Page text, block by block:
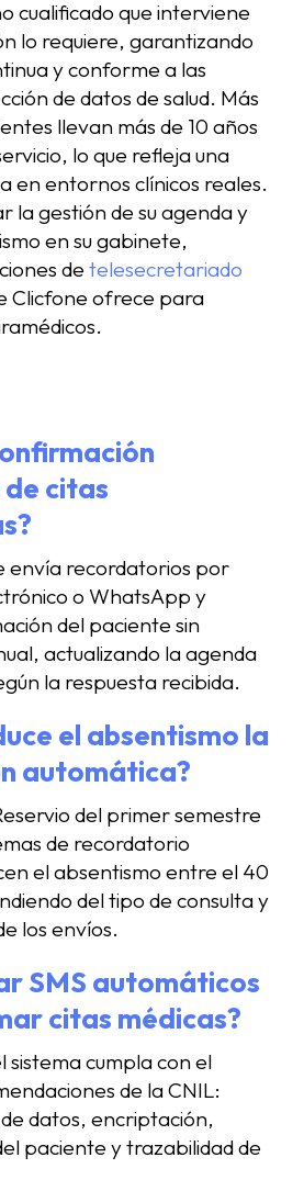
cualificado que interviene
lo requiere, garantizando
y conforme a las
de datos de salud. Más
llevan más de 10 años
lo que refleja una
en entornos clínicos reales.
la gestión de su agenda y
en su gabinete,
de telesecretariado
Clicfone ofrece para
citas
envía recordatorios por
o WhatsApp y
del paciente sin
actualizando la agenda
la respuesta recibida.
el absentismo la
automática?
del primer semestre
de recordatorio
el absentismo entre el 40
del tipo de consulta y
los envíos.
SMS automáticos
citas médicas?
sistema cumpla con el
de la CNIL:
datos, encriptación,
paciente y trazabilidad de